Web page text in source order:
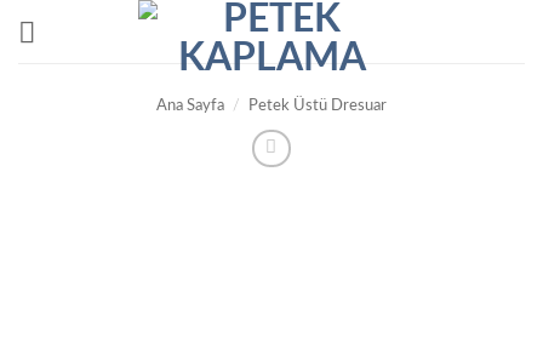
atla
Ana Sayfa / Petek Üstü Dresuar